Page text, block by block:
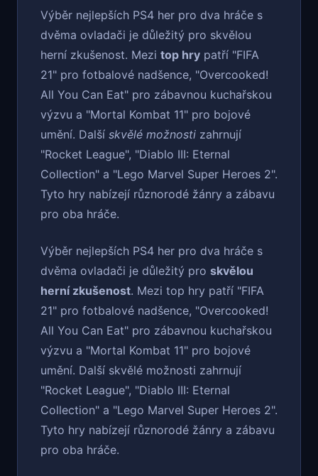
Výběr nejlepších PS4 her pro dva hráče s
dvěma ovladači je důležitý pro skvělou
herní zkušenost. Mezi top hry patří "FIFA
21" pro fotbalové nadšence, "Overcooked!
All You Can Eat" pro zábavnou kuchařskou
výzvu a "Mortal Kombat 11" pro bojové
umění. Další skvělé možnosti zahrnují
"Rocket League", "Diablo III: Eternal
Collection" a "Lego Marvel Super Heroes 2".
Tyto hry nabízejí různorodé žánry a zábavu
pro oba hráče.
Výběr nejlepších PS4 her pro dva hráče s
dvěma ovladači je důležitý pro skvělou
herní zkušenost. Mezi top hry patří "FIFA
21" pro fotbalové nadšence, "Overcooked!
All You Can Eat" pro zábavnou kuchařskou
výzvu a "Mortal Kombat 11" pro bojové
umění. Další skvělé možnosti zahrnují
"Rocket League", "Diablo III: Eternal
Collection" a "Lego Marvel Super Heroes 2".
Tyto hry nabízejí různorodé žánry a zábavu
pro oba hráče.